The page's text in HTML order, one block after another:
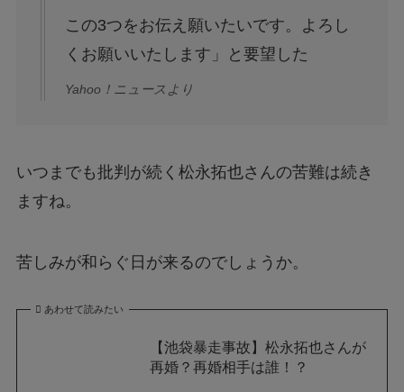
この3つをお伝え願いたいです。よろし
くお願いいたします」と要望した
Yahoo！ニュースより
いつまでも批判が続く松永拓也さんの苦難は続き
ますね。
苦しみが和らぐ日が来るのでしょうか。
あわせて読みたい
【池袋暴走事故】松永拓也さんが
再婚？再婚相手は誰！？